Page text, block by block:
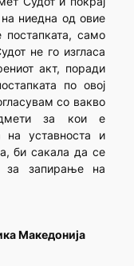
ниедна од овие
само
не го изгласа
акт, поради
по овој
со вакво
за кои е
на уставноста и
би сакала да се
за запирање на
Македонија